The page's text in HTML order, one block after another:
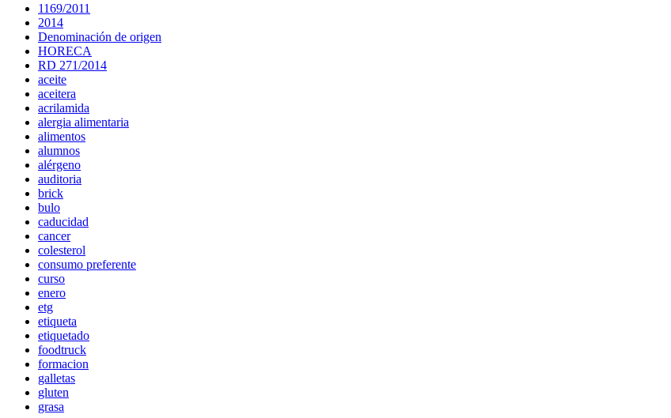
1169/2011
2014
Denominación de origen
HORECA
RD 271/2014
aceite
aceitera
acrilamida
alergia alimentaria
alimentos
alumnos
alérgeno
auditoria
brick
bulo
caducidad
cancer
colesterol
consumo preferente
curso
enero
etg
etiqueta
etiquetado
foodtruck
formacion
galletas
gluten
grasa